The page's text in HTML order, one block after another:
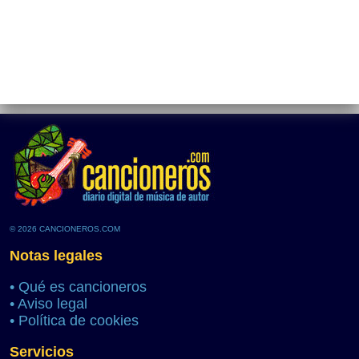
© 2026 CANCIONEROS.COM
Notas legales
• Qué es cancioneros
• Aviso legal
• Política de cookies
Servicios